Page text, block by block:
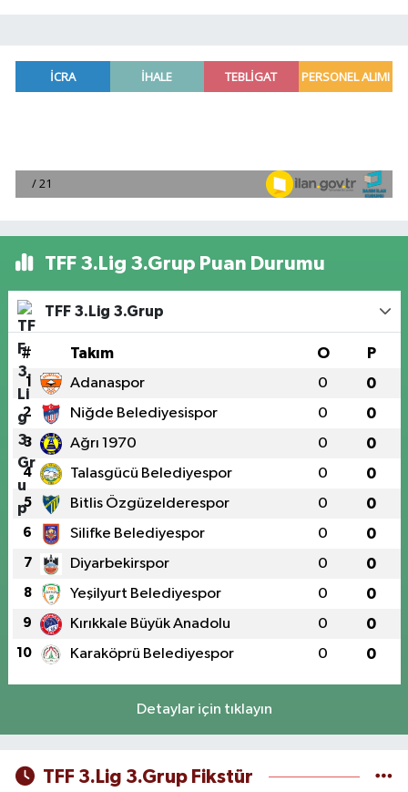
TFF 3.Lig 3.Grup Puan Durumu
TFF 3.Lig 3.Grup
# Takım O P
1 Adanaspor 0 0
2 Niğde Belediyesispor 0 0
3 Ağrı 1970 0 0
4 Talasgücü Belediyespor 0 0
5 Bitlis Özgüzelderespor 0 0
6 Silifke Belediyespor 0 0
7 Diyarbekirspor 0 0
8 Yeşilyurt Belediyespor 0 0
9 Kırıkkale Büyük Anadolu 0 0
10 Karaköprü Belediyespor 0 0
Detaylar için tıklayın
TFF 3.Lig 3.Grup Fikstür